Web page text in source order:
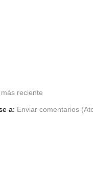
reciente
a: Enviar comentarios